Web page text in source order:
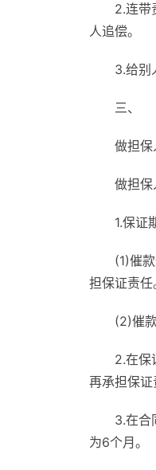
2.连带
人追偿。
3.给别
三、
做担
做担保
1.保证
(1)催
担保证责任
(2)催
2.在保
再承担保证
3.在合
为6个月。